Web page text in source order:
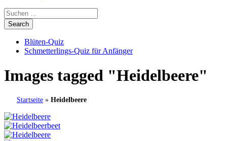
Blüten-Quiz
Schmetterlings-Quiz für Anfänger
Images tagged "Heidelbeere"
Startseite » Heidelbeere